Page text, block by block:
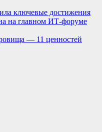
ключевые достижения
на главном ИТ-форуме
— 11 ценностей